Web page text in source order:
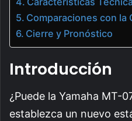
Comparaciones con la
Cierre y Pronóstico
Introducción
¿Puede la Yamaha MT-
establezca un nuevo